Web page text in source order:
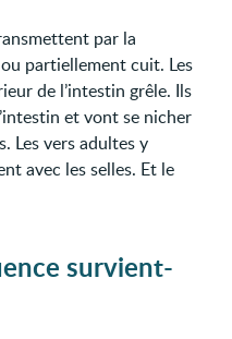
par la
partiellement cuit. Les
de l’intestin grêle. Ils
et vont se nicher
Les vers adultes y
avec les selles. Et le
survient-